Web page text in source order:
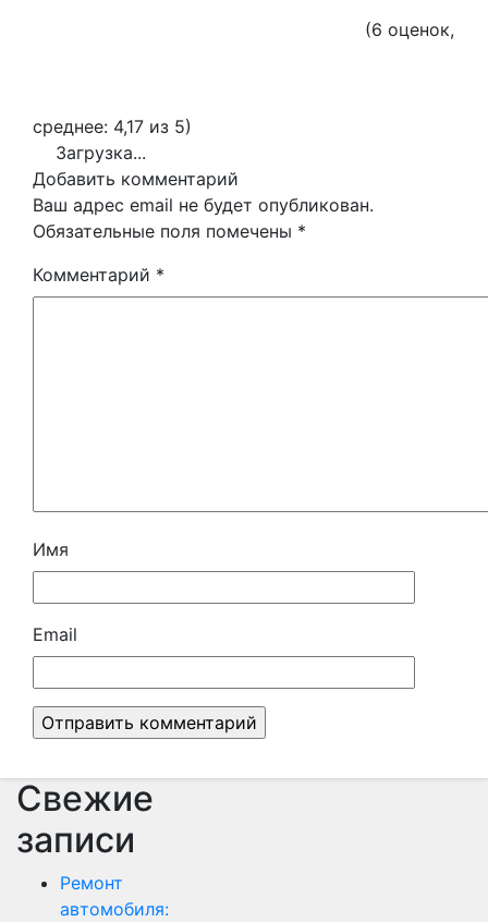
(6 оценок,
среднее: 4,17 из 5)
Загрузка...
Добавить комментарий
Ваш адрес email не будет опубликован.
Обязательные поля помечены *
Комментарий *
Имя
Email
Свежие
записи
Ремонт
автомобиля: